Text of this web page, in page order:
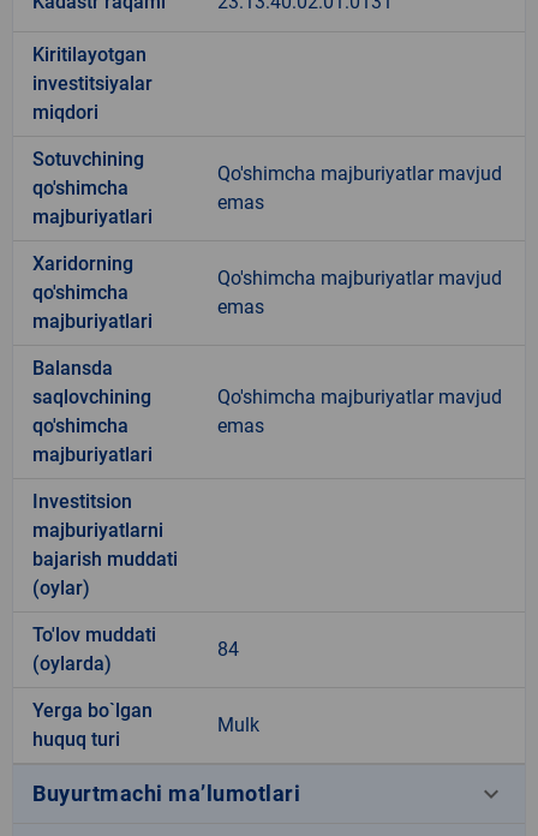
Kiritilayotgan
investitsiyalar
miqdori
Sotuvchining
qo'shimcha
majburiyatlari
Qo'shimcha majburiyatlar mavjud
emas
Xaridorning
qo'shimcha
majburiyatlari
Qo'shimcha majburiyatlar mavjud
emas
Balansda
saqlovchining
qo'shimcha
majburiyatlari
Qo'shimcha majburiyatlar mavjud
emas
Investitsion
majburiyatlarni
bajarish muddati
(oylar)
To'lov muddati
(oylarda)
84
Yerga bo`lgan
huquq turi
Mulk
Buyurtmachi ma’lumotlari keyboard_arrow_down